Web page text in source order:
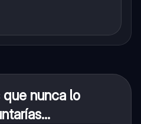
que nunca lo